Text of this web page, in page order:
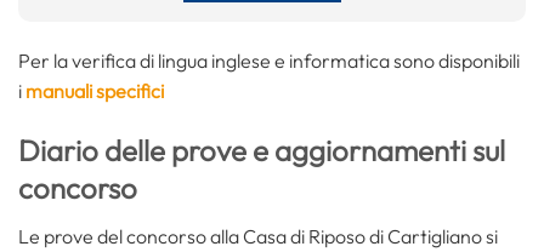
Per la verifica di lingua inglese e informatica sono disponibili
i manuali specifici
Diario delle prove e aggiornamenti sul
concorso
Le prove del concorso alla Casa di Riposo di Cartigliano si